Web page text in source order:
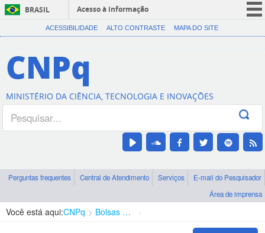
BRASIL
Acesso à informação
CORONAVÍRUS (COVID-19)
Canais
ACESSIBILIDADE ALTO CONTRASTE MAPA DO SITE
CNPq
MINISTÉRIO DA CIÊNCIA, TECNOLOGIA E INOVAÇÕES
Perguntas frequentes Central de Atendimento Serviços
E-mail do Pesquisador
Área de imprensa
Você está aqui:CNPq Bolsas e Auxílios Vigentes